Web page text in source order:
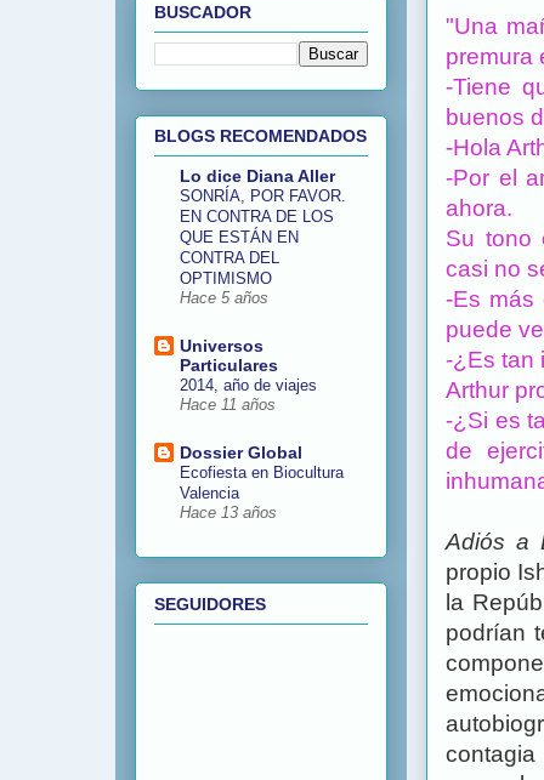
"Una
premura
-Tiene
buenos
-Hola
-Por el
ahora.
Su tono
casi no
-Es más
puede
-¿Es tan
Arthur
-¿Si es
de
Adiós a
propio
la
podrían
contagia
BUSCADOR
BLOGS RECOMENDADOS
Lo dice Diana Aller
SONRÍA, POR FAVOR.
EN CONTRA DE LOS
QUE ESTÁN EN
CONTRA DEL
OPTIMISMO
Hace 5 años
Universos
Particulares
2014, año de viajes
Hace 11 años
Dossier Global
Ecofiesta en Biocultura
Valencia
Hace 13 años
SEGUIDORES